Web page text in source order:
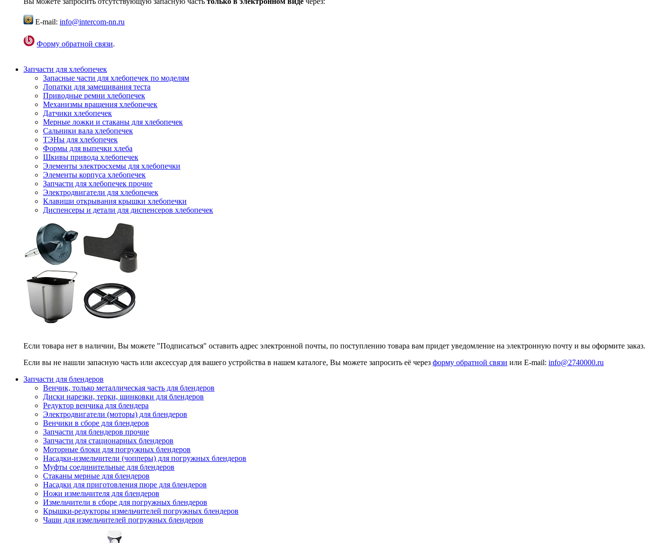
E-mail: info@intercom-nn.ru
Форму обратной связи.
Запчасти для хлебопечек
Запасные части для хлебопечек по моделям
Лопатки для замешивания теста
Приводные ремни хлебопечек
Механизмы вращения хлебопечек
Датчики хлебопечек
Мерные ложки и стаканы для хлебопечек
Сальники вала хлебопечек
ТЭНы для хлебопечек
Формы для выпечки хлеба
Шкивы привода хлебопечек
Элементы электросхемы для хлебопечки
Элементы корпуса хлебопечек
Запчасти для хлебопечек прочие
Электродвигатели для хлебопечек
Клавиши открывания крышки хлебопечки
Диспенсеры и детали для диспенсеров хлебопечек
Если товара нет в наличии, Вы можете "Подписаться" оставить адрес электронной почты, по поступлению товара вам придет уведомление на электронную почту и вы оформите заказ.
Если вы не нашли запасную часть или аксессуар для вашего устройства в нашем каталоге, Вы можете запросить её через форму обратной связи или E-mail: info@2740000.ru
Запчасти для блендеров
Венчик, только металлическая часть для блендеров
Диски нарезки, терки, шинковки для блендеров
Редуктор венчика для блендера
Электродвигатели (моторы) для блендеров
Венчики в сборе для блендеров
Запчасти для блендеров прочие
Запчасти для стационарных блендеров
Моторные блоки для погружных блендеров
Насадки-измельчители (чопперы) для погружных блендеров
Муфты соединительные для блендеров
Стаканы мерные для блендеров
Насадки для приготовления пюре для блендеров
Ножи измельчителя для блендеров
Измельчители в сборе для погружных блендеров
Крышки-редукторы измельчителей погружных блендеров
Чаши для измельчителей погружных блендеров